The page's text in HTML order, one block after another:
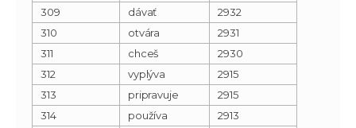
309
dávať
2932
310
otvára
2931
311
chceš
2930
312
vyplýva
2915
313
pripravuje
2915
314
používa
2913